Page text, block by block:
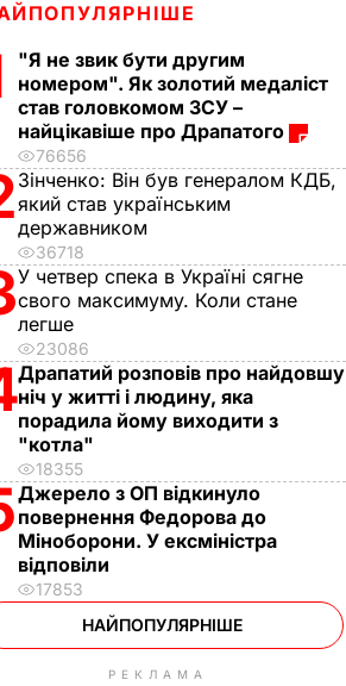
"Я не звик бути другим
номером". Як золотий медаліст
став головкомом ЗСУ –
найцікавіше про Драпатого
76656
Зінченко: Він був генералом КДБ,
який став українським
державником
36718
У четвер спека в Україні сягне
свого максимуму. Коли стане
легше
23086
Драпатий розповів про найдовшу
ніч у житті і людину, яка
порадила йому виходити з
"котла"
18355
Джерело з ОП відкинуло
повернення Федорова до
Міноборони. У ексміністра
відповіли
17853
НАЙПОПУЛЯРНІШЕ
РЕКЛАМА